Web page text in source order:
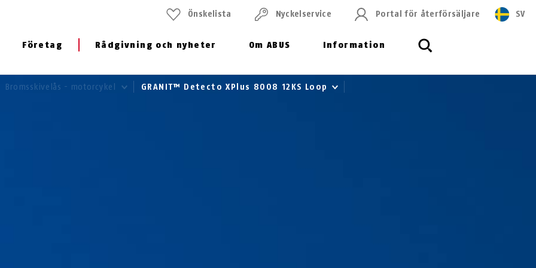
Företag Rådgivning och nyheter Om ABUS Information
Önskelista Nyckelservice Portal för återförsäljare SV
Bromsskivelås - motorcykel GRANIT™ Detecto XPlus 8008 12KS Loop